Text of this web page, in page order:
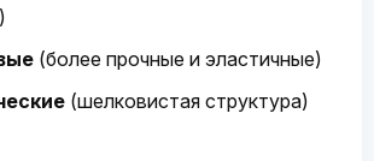
(более прочные и эластичные)
(шелковистая структура)